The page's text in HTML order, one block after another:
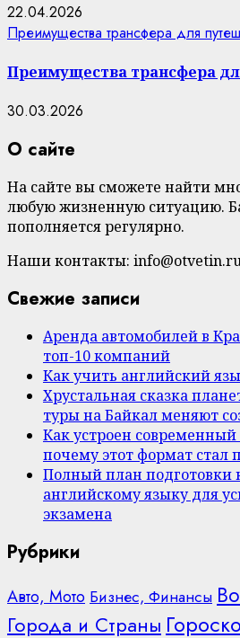
22.04.2026
Преимущества трансфера для
Преимущества трансфера
30.03.2026
О сайте
На сайте вы сможете найти
любую жизненную ситуацию.
пополняется регулярно.
Наши контакты:
Свежие записи
Аренда автомобилей в
топ-10 компаний
Как учить английский
Хрустальная сказка
туры на Байкал меняют
Как устроен
почему этот формат стал
Полный план подготовки
английскому языку для
экзамена
Рубрики
Авто, Мото Бизнес, Финансы
Города и Страны